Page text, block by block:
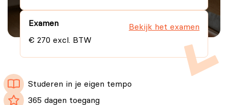
Examen
€ 270 excl. BTW
Bekijk het examen
Studeren in je eigen tempo
365 dagen toegang